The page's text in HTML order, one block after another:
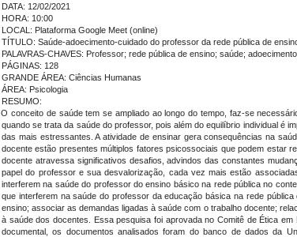
DATA: 12/02/2021
HORA: 10:00
LOCAL: Plataforma Google Meet (online)
TÍTULO: Saúde-adoecimento-cuidado do professor da rede pública de
PALAVRAS-CHAVES: Professor; rede pública de ensino; saúde; adoecimento.
PÁGINAS: 128
GRANDE ÁREA: Ciências Humanas
ÁREA: Psicologia
RESUMO:
O conceito de saúde tem se ampliado ao longo do tempo, faz-se
quando se trata da saúde do professor, pois além do equilíbrio individual é
das mais estressantes. A atividade de ensinar gera consequências na
docente estão presentes múltiplos fatores psicossociais que podem estar
docente atravessa significativos desafios, advindos das constantes
papel do professor e sua desvalorização, cada vez mais estão
interferem na saúde do professor do ensino básico na rede pública no
que interferem na saúde do professor da educação básica na rede
ensino; associar as demandas ligadas à saúde com o trabalho docente;
à saúde dos docentes. Essa pesquisa foi aprovada no Comitê de Ética
documental, os documentos analisados foram do banco de dados da